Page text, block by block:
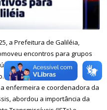
a Prefeitura de Galiléia,
encontros para grupos
da Família (ESF), João
a enfermeira e coordenadora da
abordou a importância da